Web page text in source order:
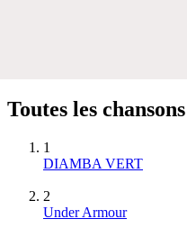
Toutes les chansons
1
DIAMBA VERT
2
Under Armour